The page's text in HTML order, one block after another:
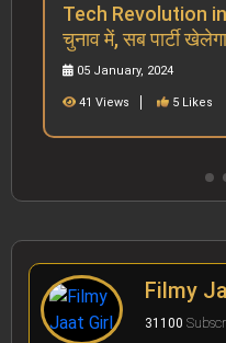
Tech Revolution
चुनाव में, सब पार्टी
05 January, 2024
41 Views 5 Likes
Filmy
31100